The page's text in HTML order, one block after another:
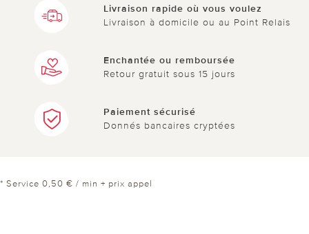
Livraison rapide où vous voulez
Livraison à domicile ou au Point Relais
Enchantée ou remboursée
Retour gratuit sous 15 jours
Paiement sécurisé
Donnés bancaires cryptées
* Service 0,50 € / min + prix appel